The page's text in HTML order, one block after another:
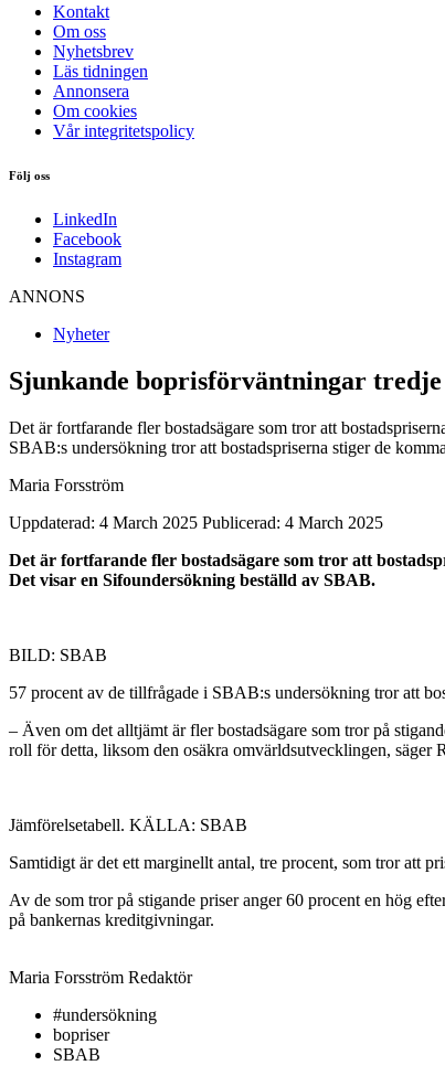
Kontakt
Om oss
Nyhetsbrev
Läs tidningen
Annonsera
Om cookies
Vår integritetspolicy
Följ oss
LinkedIn
Facebook
Instagram
ANNONS
Nyheter
Sjunkande boprisförväntningar
Det är fortfarande fler bostadsägare som tror att
SBAB:s undersökning tror att bostadspriserna stiger de
Maria Forsström
Uppdaterad: 4 March 2025 Publicerad: 4 March 2025
Det är fortfarande fler bostadsägare som tror att
Det visar en Sifoundersökning beställd av SBAB.
BILD: SBAB
57 procent av de tillfrågade i SBAB:s undersökning tror att
– Även om det alltjämt är fler bostadsägare som tror på
roll för detta, liksom den osäkra omvärldsutvecklingen,
Jämförelsetabell. KÄLLA: SBAB
Samtidigt är det ett marginellt antal, tre procent, som tror att
Av de som tror på stigande priser anger 60 procent en hög
på bankernas kreditgivningar.
Maria Forsström Redaktör
#undersökning
bopriser
SBAB